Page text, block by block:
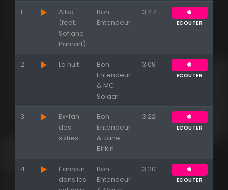
1
Alba
(feat.
Sofiane
Pamart)
Bon
Entendeur
3:47
ECOUTER
2 La nuit
Bon
Entendeur
& MC
Solaar
3:08
ECOUTER
3
Ex-fan
des
sixties
Bon
Entendeur
& Jane
Birkin
3:22
ECOUTER
4
L'amour
dans les
Bon
Entendeur
3:20
ECOUTER